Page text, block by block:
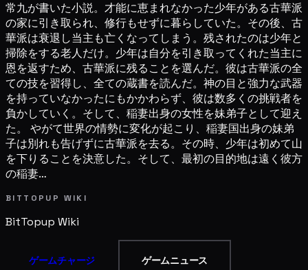
常九が書いた小説。才能に恵まれなかった少年がある古華派
の家に引き取られ、修行もせずに暮らしていた。その後、古
華派は衰退し当主も亡くなってしまう。残されたのは少年と
掃除をする老人だけ。少年は自分を引き取ってくれた当主に
恩を返すため、古華派に残ることを選んだ。彼は古華派の全
ての技を習得し、全ての蔵書を読んだ。神の目と強力な武器
を持っていなかったにもかかわらず、彼は数多くの挑戦者を
負かしていく。そして、稲妻出身の女性を妹弟子として迎え
た。 やがて世界の情勢に変化が起こり、稲妻国出身の妹弟
子は別れも告げずに古華派を去る。その時、少年は初めて山
を下りることを決意した。そして、最初の目的地は遠く彼方
の稲妻…
BITTOPUP WIKI
BitTopup Wiki
ゲームチャージ ゲームニュース